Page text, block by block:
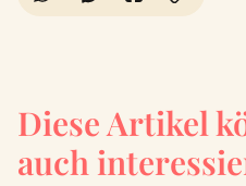
Diese Artikel
auch